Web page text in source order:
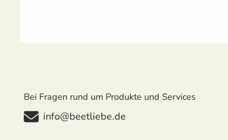
Bei Fragen rund um Produkte und Services
info@beetliebe.de